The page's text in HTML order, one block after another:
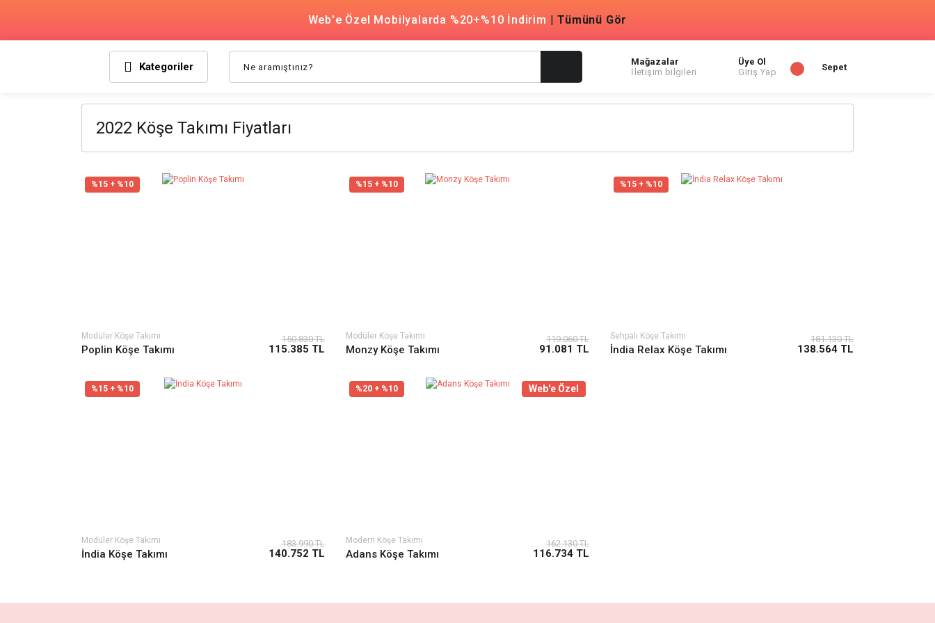
Web'e Özel Mobilyalarda %20+%10 İndirim |Tümünü Gör
Kategoriler
Mağazalar
İletişim bilgileri
Üye Ol
Giriş Yap
Sepet
2022 Köşe Takımı Fiyatları
%15 + %10
Modüler Köşe Takımı
Poplin Köşe Takımı
150.830 TL
115.385 TL
%15 + %10
Modüler Köşe Takımı
Monzy Köşe Takımı
119.060 TL
91.081 TL
%15 + %10
Sehpalı Köşe Takımı
İndia Relax Köşe Takımı
181.130 TL
138.564 TL
%15 + %10
Modüler Köşe Takımı
İndia Köşe Takımı
183.990 TL
140.752 TL
%20 + %10 Web'e Özel
Modern Köşe Takımı
Adans Köşe Takımı
162.130 TL
116.734 TL